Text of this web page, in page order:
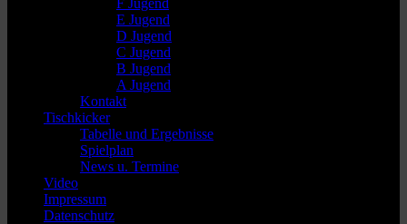
F Jugend
E Jugend
D Jugend
C Jugend
B Jugend
A Jugend
Kontakt
Tischkicker
Tabelle und Ergebnisse
Spielplan
News u. Termine
Video
Impressum
Datenschutz